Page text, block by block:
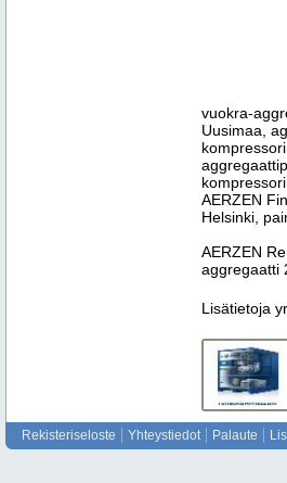
vuokra-
Uusimaa,
AERZEN
Helsinki,
AERZEN
aggregaatti
Lisätietoja
Rekisteriseloste Yhteystiedot Palaute